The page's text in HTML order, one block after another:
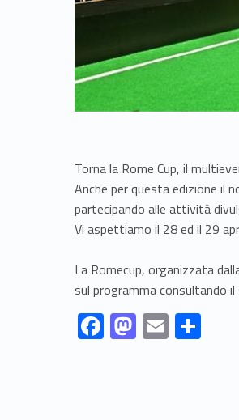
Torna la Rome Cup, il
Anche per questa edizione il
partecipando alle attività
Vi aspettiamo il 28 ed il 29
La Romecup, organizzata
sul programma consultando
Link identifier #identifier__90326-1
F
ac
Link identifier #identifier__62701-2 M
as
Link identifier #identifier__158458-3 E
m
Link identifier #identifier__2596-4